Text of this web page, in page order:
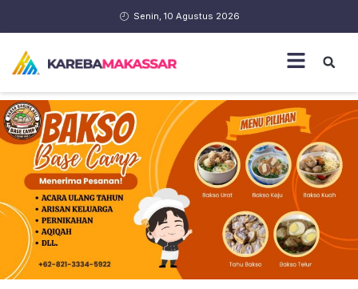
Senin, 10 Agustus 2026